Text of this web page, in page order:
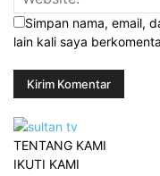
Simpan nama, email,
lain kali saya
TENTANG KAMI
IKUTI KAMI